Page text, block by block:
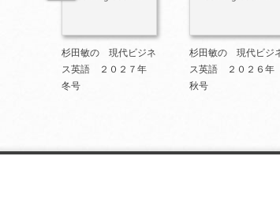
杉田敏の 現代ビジネ
ス英語 ２０２７年
冬号
杉田敏の 現代ビジ
ス英語 ２０２６年
秋号